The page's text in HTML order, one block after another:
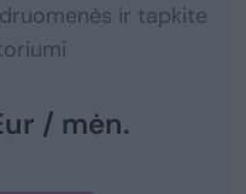
ir tapkite
/ mėn.